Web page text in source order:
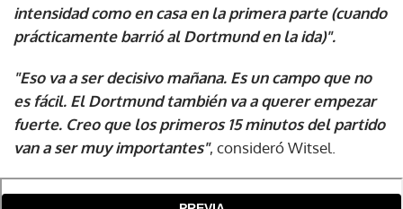
intensidad como en casa en la primera parte (cuando
prácticamente barrió al Dortmund en la ida)".
"Eso va a ser decisivo mañana. Es un campo que no
es fácil. El Dortmund también va a querer empezar
fuerte. Creo que los primeros 15 minutos del partido
van a ser muy importantes", consideró Witsel.